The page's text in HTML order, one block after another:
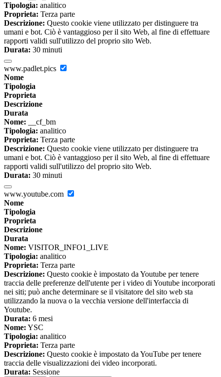
Tipologia: analitico
Proprieta: Terza parte
Descrizione: Questo cookie viene utilizzato per distinguere tra
umani e bot. Ciò è vantaggioso per il sito Web, al fine di effettuare
rapporti validi sull'utilizzo del proprio sito Web.
Durata: 30 minuti
www.padlet.pics
Nome
Tipologia
Proprieta
Descrizione
Durata
Nome: __cf_bm
Tipologia: analitico
Proprieta: Terza parte
Descrizione: Questo cookie viene utilizzato per distinguere tra
umani e bot. Ciò è vantaggioso per il sito Web, al fine di effettuare
rapporti validi sull'utilizzo del proprio sito Web.
Durata: 30 minuti
www.youtube.com
Nome
Tipologia
Proprieta
Descrizione
Durata
Nome: VISITOR_INFO1_LIVE
Tipologia: analitico
Proprieta: Terza parte
Descrizione: Questo cookie è impostato da Youtube per tenere
traccia delle preferenze dell'utente per i video di Youtube incorporati
nei siti; può anche determinare se il visitatore del sito web sta
utilizzando la nuova o la vecchia versione dell'interfaccia di
Youtube.
Durata: 6 mesi
Nome: YSC
Tipologia: analitico
Proprieta: Terza parte
Descrizione: Questo cookie è impostato da YouTube per tenere
traccia delle visualizzazioni dei video incorporati.
Durata: Sessione